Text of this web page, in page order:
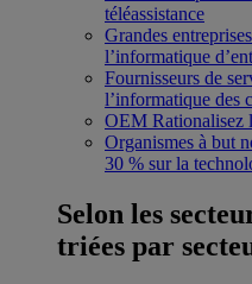
téléassistance
Grandes entreprises
l’informatique
Fournisseurs de
l’informatique des
OEM Rationalisez
Organismes à but
30 % sur la
Selon les
triées par